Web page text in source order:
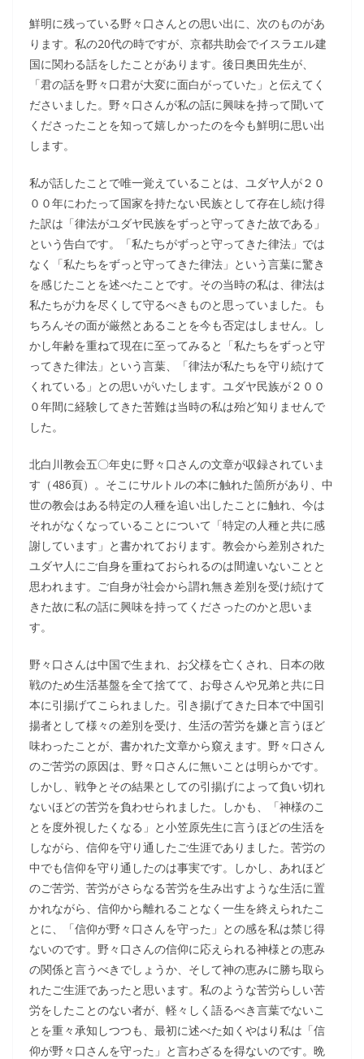
鮮明に残っている野々口さんとの思い出に、次のものがあ
ります。私の20代の時ですが、京都共助会でイスラエル建
国に関わる話をしたことがあります。後日奥田先生が、
「君の話を野々口君が大変に面白がっていた」と伝えてく
ださいました。野々口さんが私の話に興味を持って聞いて
くださったことを知って嬉しかったのを今も鮮明に思い出
します。
私が話したことで唯一覚えていることは、ユダヤ人が２０
００年にわたって国家を持たない民族として存在し続け得
た訳は「律法がユダヤ民族をずっと守ってきた故である」
という告白です。「私たちがずっと守ってきた律法」では
なく「私たちをずっと守ってきた律法」という言葉に驚き
を感じたことを述べたことです。その当時の私は、律法は
私たちが力を尽くして守るべきものと思っていました。も
ちろんその面が厳然とあることを今も否定はしません。し
かし年齢を重ねて現在に至ってみると「私たちをずっと守
ってきた律法」という言葉、「律法が私たちを守り続けて
くれている」との思いがいたします。ユダヤ民族が２００
０年間に経験してきた苦難は当時の私は殆ど知りませんで
した。
北白川教会五〇年史に野々口さんの文章が収録されていま
す（486頁）。そこにサルトルの本に触れた箇所があり、中
世の教会はある特定の人種を追い出したことに触れ、今は
それがなくなっていることについて「特定の人種と共に感
謝しています」と書かれております。教会から差別された
ユダヤ人にご自身を重ねておられるのは間違いないことと
思われます。ご自身が社会から謂れ無き差別を受け続けて
きた故に私の話に興味を持ってくださったのかと思いま
す。
野々口さんは中国で生まれ、お父様を亡くされ、日本の敗
戦のため生活基盤を全て捨てて、お母さんや兄弟と共に日
本に引揚げてこられました。引き揚げてきた日本で中国引
揚者として様々の差別を受け、生活の苦労を嫌と言うほど
味わったことが、書かれた文章から窺えます。野々口さん
のご苦労の原因は、野々口さんに無いことは明らかです。
しかし、戦争とその結果としての引揚げによって負い切れ
ないほどの苦労を負わせられました。しかも、「神様のこ
とを度外視したくなる」と小笠原先生に言うほどの生活を
しながら、信仰を守り通したご生涯でありました。苦労の
中でも信仰を守り通したのは事実です。しかし、あれほど
のご苦労、苦労がさらなる苦労を生み出すような生活に置
かれながら、信仰から離れることなく一生を終えられたこ
とに、「信仰が野々口さんを守った」との感を私は禁じ得
ないのです。野々口さんの信仰に応えられる神様との恵み
の関係と言うべきでしょうか、そして神の恵みに勝ち取ら
れたご生涯であったと思います。私のような苦労らしい苦
労をしたことのない者が、軽々しく語るべき言葉でないこ
とを重々承知しつつも、最初に述べた如くやはり私は「信
仰が野々口さんを守った」と言わざるを得ないのです。晩